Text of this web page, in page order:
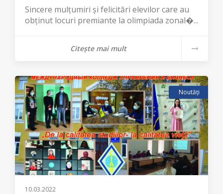
Sincere mulțumiri și felicitări elevilor care au
obținut locuri premiante la olimpiada zonal�...
Citește mai mult
Noutăți
10.03.2022